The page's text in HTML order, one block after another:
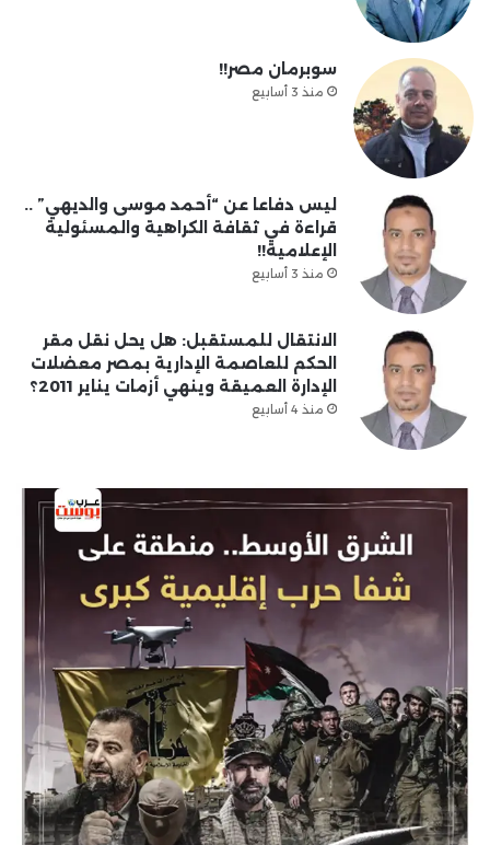
سوبرمان مصر!!
منذ 3 أسابيع
ليس دفاعا عن “أحمد موسى والديهي” ..
قراءة في ثقافة الكراهية والمسئولية
الإعلامية!!
منذ 3 أسابيع
الانتقال للمستقبل: هل يحل نقل مقر
الحكم للعاصمة الإدارية بمصر معضلات
الإدارة العميقة وينهي أزمات يناير 2011؟
منذ 4 أسابيع